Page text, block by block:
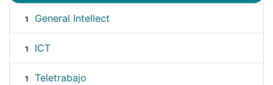
1 General Intellect
1 ICT
1 Teletrabajo